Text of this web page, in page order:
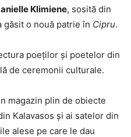
Klimiene, sosită din
o nouă patrie în Cipru.
poeților și poetelor din
de ceremonii culturale.
magazin plin de obiecte
Kalavasos și ai satelor din
alese pe care le dau